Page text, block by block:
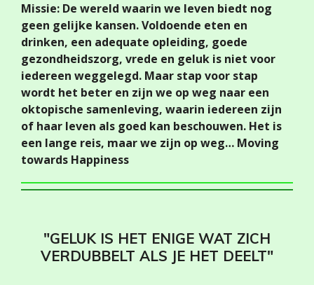
Missie: De wereld waarin we leven biedt nog
geen gelijke kansen. Voldoende eten en
drinken, een adequate opleiding, goede
gezondheidszorg, vrede en geluk is niet voor
iedereen weggelegd. Maar stap voor stap
wordt het beter en zijn we op weg naar een
oktopische samenleving, waarin iedereen zijn
of haar leven als goed kan beschouwen. Het is
een lange reis, maar we zijn op weg… Moving
towards Happiness
"GELUK IS HET ENIGE WAT ZICH
VERDUBBELT ALS JE HET DEELT"